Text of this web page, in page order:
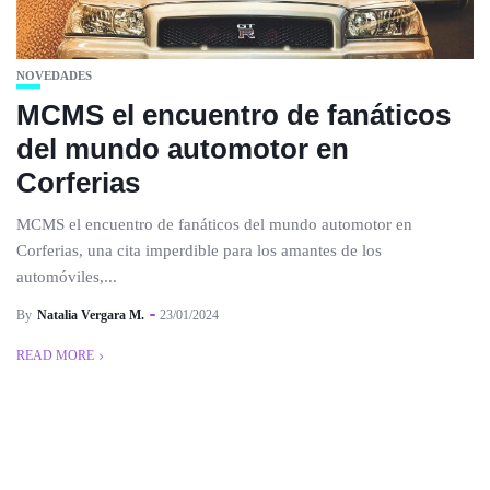
NOVEDADES
MCMS el encuentro de fanáticos
del mundo automotor en
Corferias
MCMS el encuentro de fanáticos del mundo automotor en
Corferias, una cita imperdible para los amantes de los
automóviles,...
By Natalia Vergara M. 23/01/2024
READ MORE